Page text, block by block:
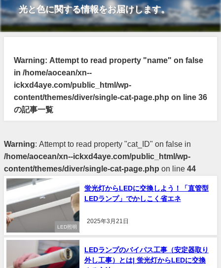
光と色に関する情報をお届けします。
Warning: Attempt to read property "name" on false
in /home/aocean/xn--
ickxd4aye.com/public_html/wp-
content/themes/diver/single-cat-page.php on line 36
の記事一覧
Warning: Attempt to read property "cat_ID" on false in
/home/aocean/xn--ickxd4aye.com/public_html/wp-
content/themes/diver/single-cat-page.php on line 44
LED照明
蛍光灯からLEDに交換しよう！「直管型
LEDランプ」でかしこく省エネ
2025年3月21日
LEDランプのバイパス工事（安定器取り
外し工事）とは| 蛍光灯からLEDに交換